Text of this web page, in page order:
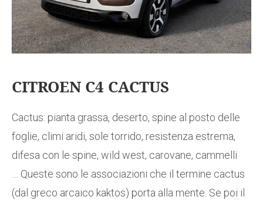
CITROEN C4 CACTUS
Cactus: pianta grassa, deserto, spine al posto delle
foglie, climi aridi, sole torrido, resistenza estrema,
difesa con le spine, wild west, carovane, cammelli
… Queste sono le associazioni che il termine cactus
(dal greco arcaico kaktos) porta alla mente. Se poi il